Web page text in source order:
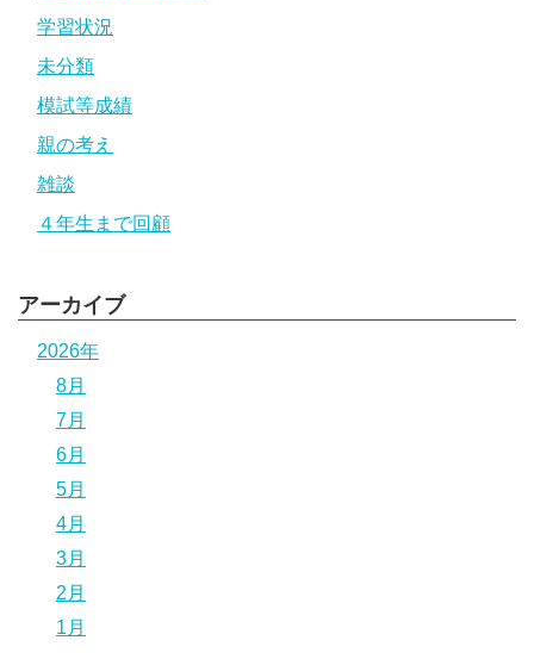
学習状況
未分類
模試等成績
親の考え
雑談
４年生まで回顧
アーカイブ
2026年
8月
7月
6月
5月
4月
3月
2月
1月